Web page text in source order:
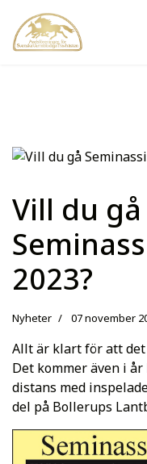
Vill du gå
2023?
Nyheter 07 november
Allt är klart för att det
Det kommer även i
distans med
del på Bollerups